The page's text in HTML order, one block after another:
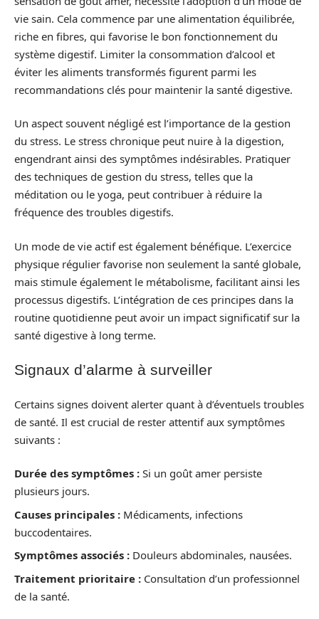
vie sain. Cela commence par une alimentation équilibrée,
riche en fibres, qui favorise le bon fonctionnement du
système digestif. Limiter la consommation d’alcool et
éviter les aliments transformés figurent parmi les
recommandations clés pour maintenir la santé digestive.
Un aspect souvent négligé est l’importance de la gestion
du stress. Le stress chronique peut nuire à la digestion,
engendrant ainsi des symptômes indésirables. Pratiquer
des techniques de gestion du stress, telles que la
méditation ou le yoga, peut contribuer à réduire la
fréquence des troubles digestifs.
Un mode de vie actif est également bénéfique. L’exercice
physique régulier favorise non seulement la santé globale,
mais stimule également le métabolisme, facilitant ainsi les
processus digestifs. L’intégration de ces principes dans la
routine quotidienne peut avoir un impact significatif sur la
santé digestive à long terme.
Signaux d’alarme à surveiller
Certains signes doivent alerter quant à d’éventuels troubles
de santé. Il est crucial de rester attentif aux symptômes
suivants :
Durée des symptômes : Si un goût amer persiste
plusieurs jours.
Causes principales : Médicaments, infections
buccodentaires.
Symptômes associés : Douleurs abdominales, nausées.
Traitement prioritaire : Consultation d’un professionnel
de la santé.